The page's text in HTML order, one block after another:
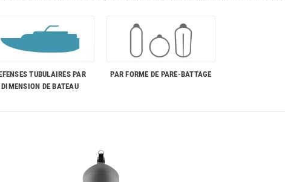
TUBULAIRES PAR
DIMENSION DE BATEAU
PAR FORME DE PARE-BATTAGE